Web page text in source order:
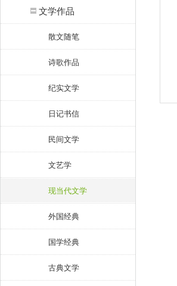
文学作品
散文随笔
诗歌作品
纪实文学
日记书信
民间文学
文艺学
现当代文学
外国经典
国学经典
古典文学